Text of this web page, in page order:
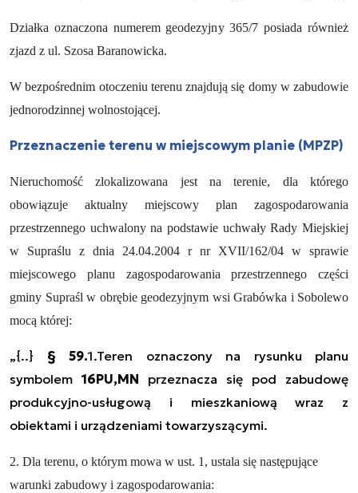
Działka oznaczona numerem geodezyjny 365/7 posiada również
zjazd z ul. Szosa Baranowicka.
W bezpośrednim otoczeniu terenu znajdują się domy w zabudowie
jednorodzinnej wolnostojącej.
Przeznaczenie terenu w miejscowym planie (MPZP)
Nieruchomość zlokalizowana jest na terenie, dla którego
obowiązuje aktualny miejscowy plan zagospodarowania
przestrzennego uchwalony na podstawie uchwały Rady Miejskiej
w Supraślu z dnia 24.04.2004 r nr XVII/162/04 w sprawie
miejscowego planu zagospodarowania przestrzennego części
gminy Supraśl w obrębie geodezyjnym wsi Grabówka i Sobolewo
mocą której:
„{..} § 59.1.Teren oznaczony na rysunku planu
symbolem 16PU,MN przeznacza się pod zabudowę
produkcyjno-usługową i mieszkaniową wraz z
obiektami i urządzeniami towarzyszącymi.
2. Dla terenu, o którym mowa w ust. 1, ustala się następujące
warunki zabudowy i zagospodarowania: